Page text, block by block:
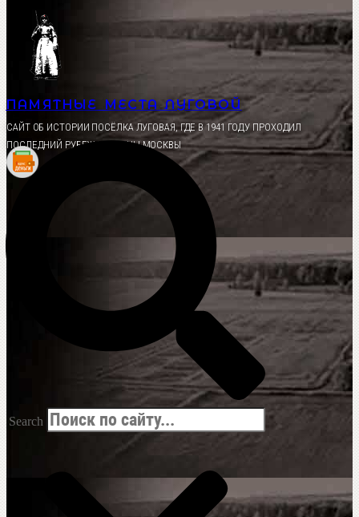
Перейти
содержимому
ПАМЯТНЫЕ МЕСТА ЛУГОВОЙ
CАЙТ ОБ ИСТОРИИ ПОСЁЛКА ЛУГОВАЯ, ГДЕ В 1941 ГОДУ ПРОХОДИЛ
ПОСЛЕДНИЙ РУБЕЖ ОБОРОНЫ МОСКВЫ
Search